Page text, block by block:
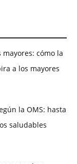
cómo la
a los mayores
la OMS: hasta
saludables